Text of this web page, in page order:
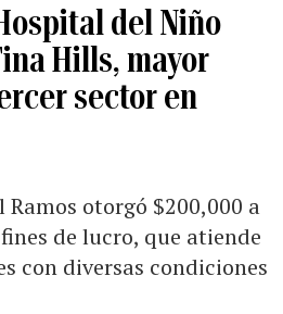
del Niño
Hills, mayor
sector en
otorgó $200,000 a
de lucro, que atiende
con diversas condiciones